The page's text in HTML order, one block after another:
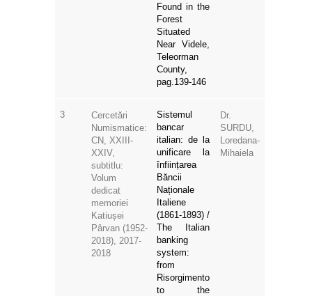
Found in the
Forest
Situated
Near Videle,
Teleorman
County,
pag.139-146
3
Cercetări
Numismatice:
CN, XXIII-
XXIV,
subtitlu:
Volum
dedicat
memoriei
Katiușei
Pârvan (1952-
2018), 2017-
2018
Sistemul
bancar
italian: de la
unificare la
înființarea
Băncii
Naționale
Italiene
(1861-1893) /
The Italian
banking
system:
from
Risorgimento
to the
Dr.
SURDU,
Loredana-
Mihaiela